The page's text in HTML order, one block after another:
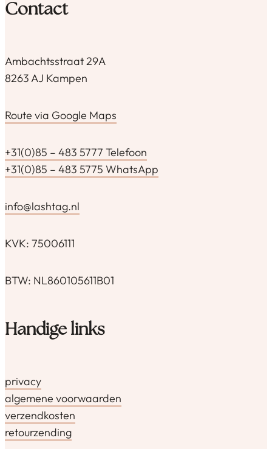
Contact
Ambachtsstraat 29A
8263 AJ Kampen
Route via Google Maps
+31(0)85 – 483 5777 Telefoon
+31(0)85 – 483 5775 WhatsApp
info@lashtag.nl
KVK: 75006111
BTW: NL860105611B01
Handige links
privacy
algemene voorwaarden
verzendkosten
retourzending